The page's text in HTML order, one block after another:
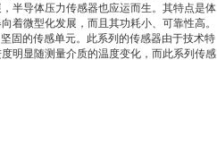
半导体压力传感器也应运而生。其特点是体
着微型化发展，而且其功耗小、可靠性高。
固的传感单元。此系列的传感器由于技术特
明显随测量介质的温度变化，而此系列传感